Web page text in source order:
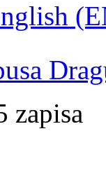
zapisa